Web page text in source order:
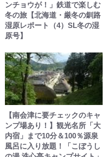
ンチョウが！」鉄道で楽しむ
冬の旅【北海道・厳冬の釧路
湿原レポート（4）SL冬の湿
原号】
【南会津に要チェックのキャ
ンプ場あり！】観光名所「大
内宿」まで10分＆100％源泉
風呂に入り放題！「こぼうし